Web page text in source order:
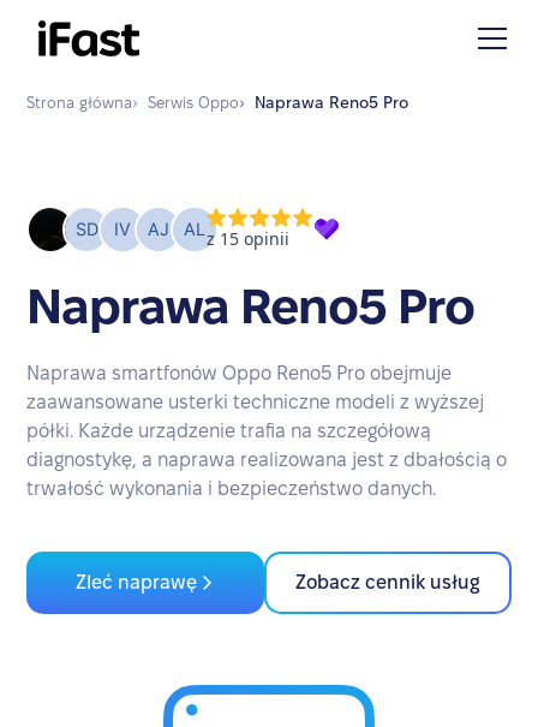
Strona główna› Serwis Oppo› Naprawa Reno5 Pro
Naprawa Reno5 Pro
Naprawa smartfonów Oppo Reno5 Pro obejmuje
zaawansowane usterki techniczne modeli z wyższej
półki. Każde urządzenie trafia na szczegółową
diagnostykę, a naprawa realizowana jest z dbałością o
trwałość wykonania i bezpieczeństwo danych.
Zleć naprawę Zobacz cennik usług